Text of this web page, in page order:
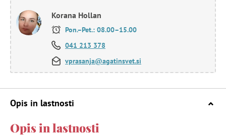
Korana Hollan
Pon.–Pet.: 08.00–15.00
041 213 378
vprasanja@agatinsvet.si
Opis in lastnosti
Opis in lastnosti